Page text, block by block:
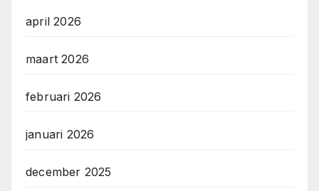
april 2026
maart 2026
februari 2026
januari 2026
december 2025